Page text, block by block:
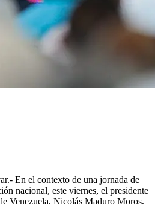
En el contexto de una jornada de
nacional, este viernes, el presidente
Venezuela, Nicolás Maduro Moros,